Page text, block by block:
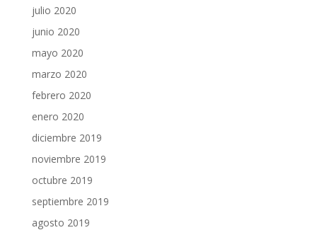
julio 2020
junio 2020
mayo 2020
marzo 2020
febrero 2020
enero 2020
diciembre 2019
noviembre 2019
octubre 2019
septiembre 2019
agosto 2019